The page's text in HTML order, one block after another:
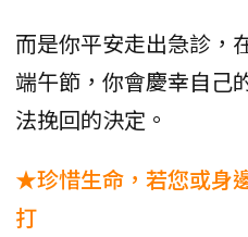
而是你平安走出急診，
端午節，你會慶幸自己
法挽回的決定。
★珍惜生命，若您或身
打